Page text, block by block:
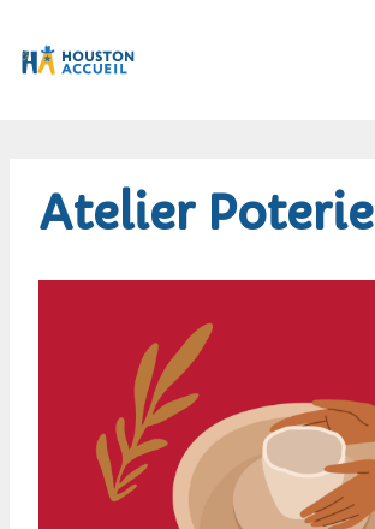
Atelier Poterie